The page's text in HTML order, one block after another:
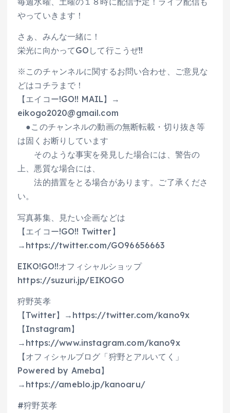
やっていきます！
さぁ、みんな一緒に！
栄光に向かってGOして行こうぜ!!
※このチャンネルに関するお問い合わせ、ご意見な
どはコチラまで！
【エイコー!GO!! MAIL】→
eikogo2020@gmail.com
●このチャンネルの動画の無断転載・切り抜き等
は固くお断りしています
そのような事実を発見した場合には、警告の
上、悪質な場合には、
法的措置をとる場合があります。ご了承くださ
い。
写真募集、見たい企画などは
【エイコー!GO!! Twitter】
→https://twitter.com/GO96656663
EIKO!GO!!オフィシャルショップ
https://suzuri.jp/EIKOGO
狩野英孝
【Twitter】→https://twitter.com/kano9x
【Instagram】
→https://www.instagram.com/kano9x
【オフィシャルブログ「狩野とアルいてく」
Powered by Ameba】
→https://ameblo.jp/kanoaru/
#狩野英孝